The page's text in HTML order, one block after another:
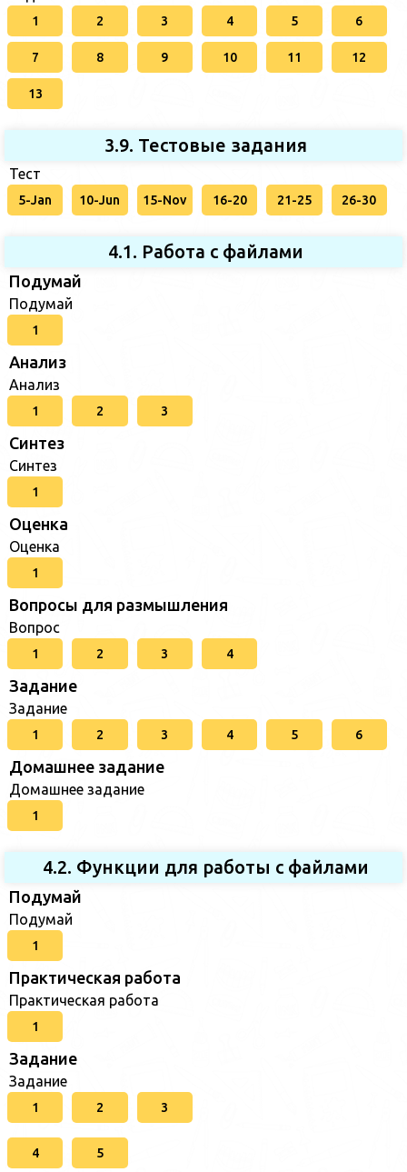
1 2 3 4 5 6
7 8 9 10 11 12
13
3.9. Тестовые задания
Тест
5-Jan 10-Jun 15-Nov 16-20 21-25 26-30
4.1. Работа с файлами
Подумай
Подумай
1
Анализ
Анализ
1 2 3
Синтез
Синтез
1
Оценка
Оценка
1
Вопросы для размышления
Вопрос
1 2 3 4
Задание
Задание
1 2 3 4 5 6
Домашнее задание
Домашнее задание
1
4.2. Функции для работы с файлами
Подумай
Подумай
1
Практическая работа
Практическая работа
1
Задание
Задание
1 2 3
4 5